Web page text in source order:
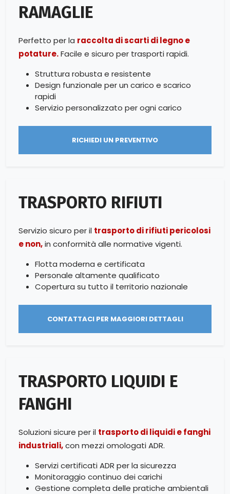
RAMAGLIE
Perfetto per la raccolta di scarti di legno e
potature.Facile e sicuro per trasporti rapidi.
Struttura robusta e resistente
Design funzionale per un carico e scarico
rapidi
Servizio personalizzato per ogni carico
RICHIEDI UN PREVENTIVO
TRASPORTO RIFIUTI
Servizio sicuro per il trasporto di rifiuti pericolosi
e non,in conformità alle normative vigenti.
Flotta moderna e certificata
Personale altamente qualificato
Copertura su tutto il territorio nazionale
CONTATTACI PER MAGGIORI DETTAGLI
TRASPORTO LIQUIDI E
FANGHI
Soluzioni sicure per il trasporto di liquidi e fanghi
industriali,con mezzi omologati ADR.
Servizi certificati ADR per la sicurezza
Monitoraggio continuo dei carichi
Gestione completa delle pratiche ambientali